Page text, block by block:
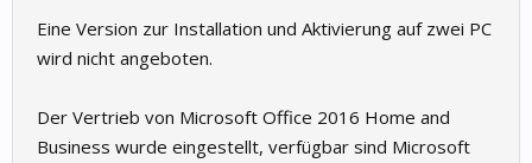
Eine Version zur Installation und Aktivierung auf zwei PC
wird nicht angeboten.
Der Vertrieb von Microsoft Office 2016 Home and
Business wurde eingestellt, verfügbar sind Microsoft